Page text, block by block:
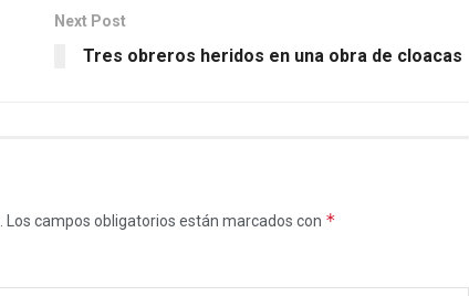
Next Post
Tres obreros heridos en una obra de cloacas
Los campos obligatorios están marcados con *